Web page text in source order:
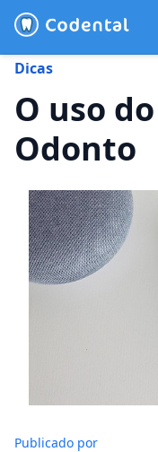
Blog
Preço
Dicas
O uso
Odonto
Publicado por